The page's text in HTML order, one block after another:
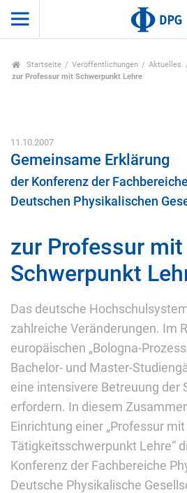
Startseite Veröffentlichungen Aktuelles
zur Professur mit Schwerpunkt Lehre
11.10.2007
Gemeinsame Erklärung
der Konferenz der
Deutschen Physikalischen
zur Professur mit
Schwerpunkt
Das deutsche
zahlreiche Veränderungen. Im
europäischen „Bologna-
Bachelor- und Master-
eine intensivere Betreuung der
erfordern. In diesem
Einrichtung einer „Professur mit
Tätigkeitsschwerpunkt Lehre“
Konferenz der Fachbereiche
Deutsche Physikalische